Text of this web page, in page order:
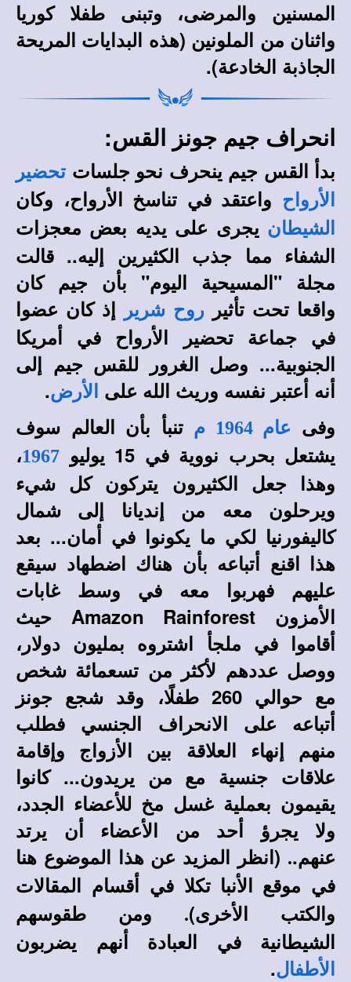
المسنين والمرضى، وتبنى طفلا كوريا
واثنان من الملونين (هذه البدايات المريحة
الجاذبة الخادعة).
انحراف جيم جونز القس:
بدأ القس جيم ينحرف نحو جلسات تحضير
الأرواح واعتقد في تناسخ الأرواح، وكان
الشيطان يجرى على يديه بعض معجزات
الشفاء مما جذب الكثيرين إليه.. قالت
مجلة "المسيحية اليوم" بأن جيم كان
واقعا تحت تأثيرروح شرير
إذ كان عضوا
في جماعة تحضير الأرواح في أمريكا
الجنوبية... وصل الغرور للقس جيم إلى
أنه أعتبر نفسه وريث الله على
الأرض.
وفى
عام 1964 م
تنبأ بأن العالم سوف
يشتعل بحرب نووية في 15 يوليو
1967،
وهذا جعل الكثيرون يتركون كل شيء
ويرحلون معه من إنديانا إلى شمال
كاليفورنيا لكي ما يكونوا في أمان... بعد
هذا اقنع أتباعه بأن هناك اضطهاد سيقع
عليهم فهربوا معه في وسط غابات
الأمزون Amazon Rainforest حيث
أقاموا في ملجأ اشتروه بمليون دولار،
ووصل عددهم لأكثر من تسعمائة شخص
مع حوالي 260 طفلًا، وقد شجع جونز
أتباعه على الانحراف الجنسي فطلب
منهم إنهاء العلاقة بين الأزواج وإقامة
علاقات جنسية مع من يريدون... كانوا
يقيمون بعملية غسل مخ للأعضاء الجدد،
ولا يجرؤ أحد من الأعضاء أن يرتد
عنهم.. (انظر المزيد عن هذا الموضوع هنا
في موقع الأنبا تكلا في أقسام المقالات
والكتب الأخرى).
ومن طقوسهم
الشيطانية في العبادة أنهم يضربون
الأطفال.